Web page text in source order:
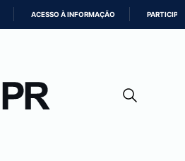
CONTEÚDO
ACESSO À INFORMAÇÃO PARTICIPE